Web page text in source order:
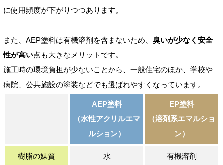
に使用頻度が下がりつつあります。
また、AEP塗料は有機溶剤を含まないため、 臭いが少なく安全
性が高い点も大きなメリットです。
施工時の環境負担が少ないことから、一般住宅のほか、学校や
病院、公共施設の塗装などでも選ばれやすくなっています。
AEP塗料
（水性アクリルエマ
ルション）
EP塗料
（溶剤系エマルショ
ン）
樹脂の媒質 水 有機溶剤